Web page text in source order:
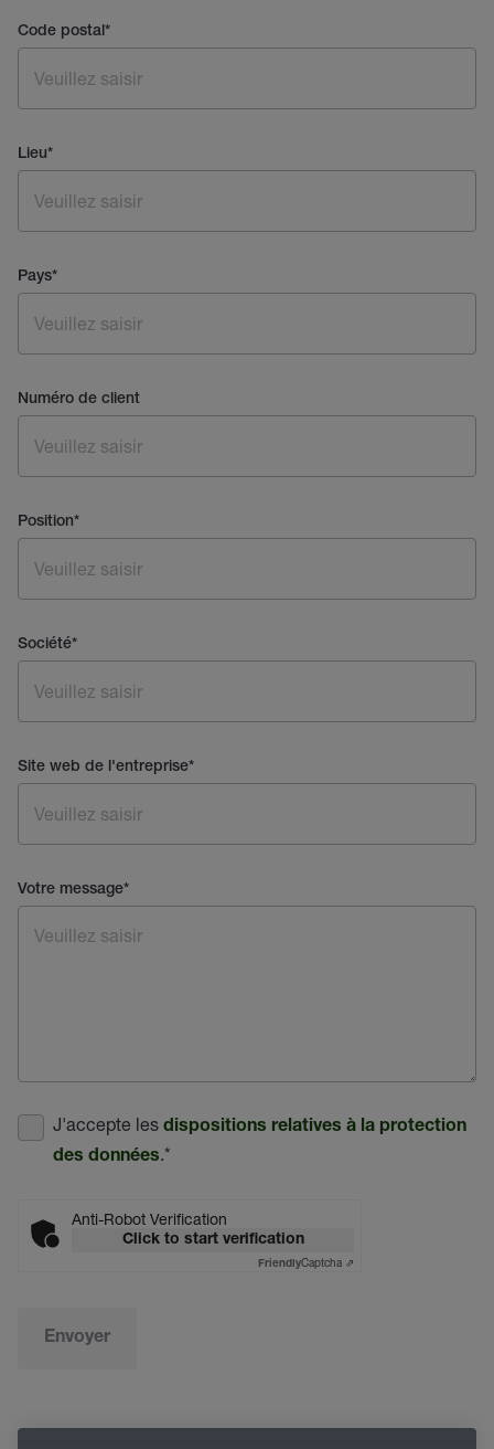
Code postal*
Lieu*
Pays*
Numéro de client
Position*
Société*
Site web de l'entreprise*
Votre message*
J'accepte les dispositions relatives à la protection
des données.*
Anti-Robot Verification
Click to start verification
FriendlyCaptcha ⇗
Envoyer